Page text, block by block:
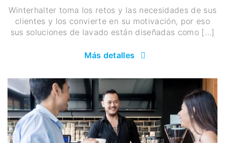
Winterhalter toma los retos y las necesidades de sus
clientes y los convierte en su motivación, por eso
sus soluciones de lavado están diseñadas como […]
Más detalles